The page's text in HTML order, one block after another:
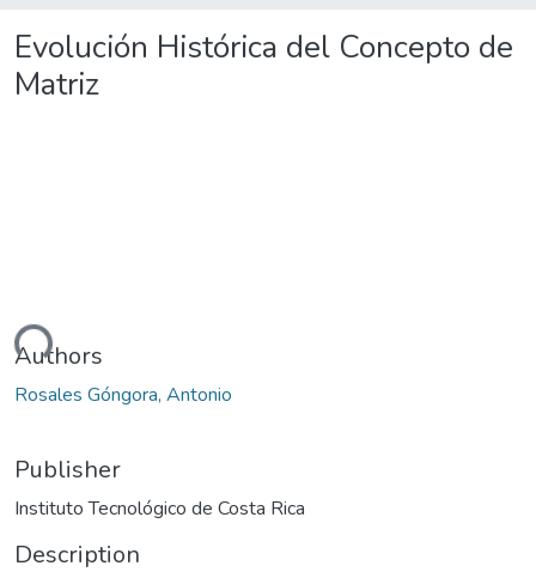
Evolución Histórica del Concepto de
Matriz
Authors
Rosales Góngora, Antonio
Publisher
Instituto Tecnológico de Costa Rica
Description